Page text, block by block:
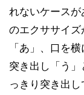
れないケース
のエクササイ
「あ」、口を
突き出し「う
っきり突き出